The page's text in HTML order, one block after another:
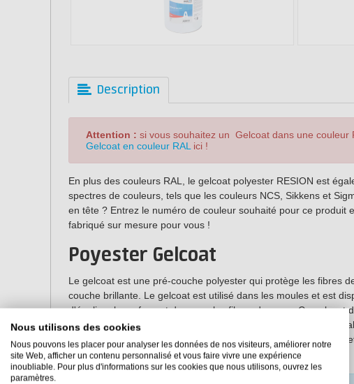
Description
Attention : si vous souhaitez un Gelcoat dans une couleur
Gelcoat en couleur RAL ici !
En plus des couleurs RAL, le gelcoat polyester RESION est
spectres de couleurs, tels que les couleurs NCS, Sikkens et
en tête ? Entrez le numéro de couleur souhaité pour ce produit
fabriqué sur mesure pour vous !
Poyester Gelcoat
Le gelcoat est une pré-couche polyester qui protège les fibres
couche brillante. Le gelcoat est utilisé dans les moules et est
d'égaliser la surface et de noyer les fibres de verre. Ce gelcoat
très bonne résistance à l'eau, aux produits chimiques et à la
combine bien avec toutes les
résines de stratification polyester
polyester.
Nous utilisons des cookies
Nous pouvons les placer pour analyser les données de nos visiteurs, améliorer notre
site Web, afficher un contenu personnalisé et vous faire vivre une expérience
inoubliable. Pour plus d'informations sur les cookies que nous utilisons, ouvrez les
paramètres.